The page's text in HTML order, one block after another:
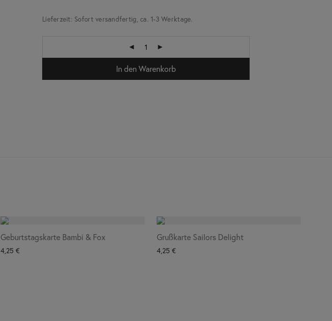
Lieferzeit: Sofort versandfertig, ca. 1-3 Werktage.
In den Warenkorb
Geburtstagskarte Bambi & Fox
4,25 €
Grußkarte Sailors Delight
4,25 €